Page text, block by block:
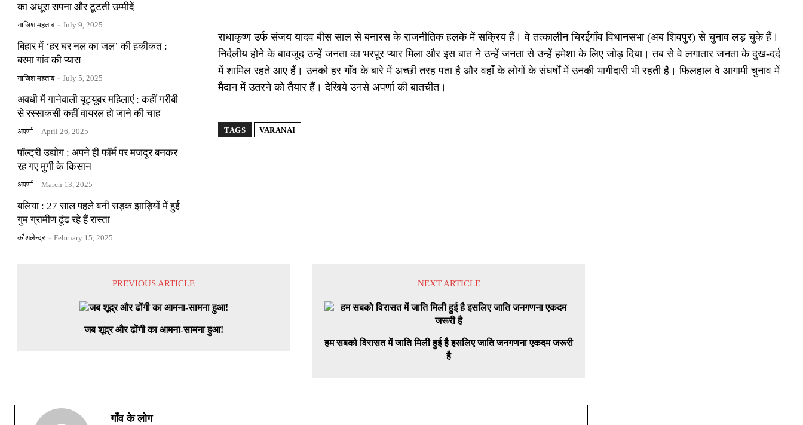
का अधूरा सपना और टूटती उम्मीदें
नाजिश महताब - July 9, 2025
बिहार में ‘हर घर नल का जल’ की हकीकत :
बरमा गांव की प्यास
नाजिश महताब - July 5, 2025
अवधी में गानेवाली यूट्यूबर महिलाएं : कहीं गरीबी
से रस्साकसी कहीं वायरल हो जाने की चाह
अपर्णा - April 26, 2025
पॉल्ट्री उद्योग : अपने ही फॉर्म पर मजदूर बनकर
रह गए मुर्गी के किसान
अपर्णा - March 13, 2025
बलिया : 27 साल पहले बनी सड़क झाड़ियों में हुई
गुम ग्रामीण ढूंढ रहे हैं रास्ता
कौशलेन्द्र - February 15, 2025
राधाकृष्ण उर्फ संजय यादव बीस साल से बनारस के राजनीतिक हलके में सक्रिय हैं। वे तत्कालीन चिरईगाँव विधानसभा (अब शिवपुर) से चुनाव लड़ चुके हैं।
निर्दलीय होने के बावजूद उन्हें जनता का भरपूर प्यार मिला और इस बात ने उन्हें जनता से उन्हें हमेशा के लिए जोड़ दिया। तब से वे लगातार जनता के दुख-दर्द
में शामिल रहते आए हैं। उनको हर गाँव के बारे में अच्छी तरह पता है और वहाँ के लोगों के संघर्षों में उनकी भागीदारी भी रहती है। फिलहाल वे आगामी चुनाव में
मैदान में उतरने को तैयार हैं। देखिये उनसे अपर्णा की बातचीत।
TAGS VARANAI
PREVIOUS ARTICLE
जब शूद्र और ढोंगी का आमना-सामना हुआ!
NEXT ARTICLE
हम सबको विरासत में जाति मिली हुई है इसलिए जाति जनगणना एकदम जरूरी
है
गाँव के लोग